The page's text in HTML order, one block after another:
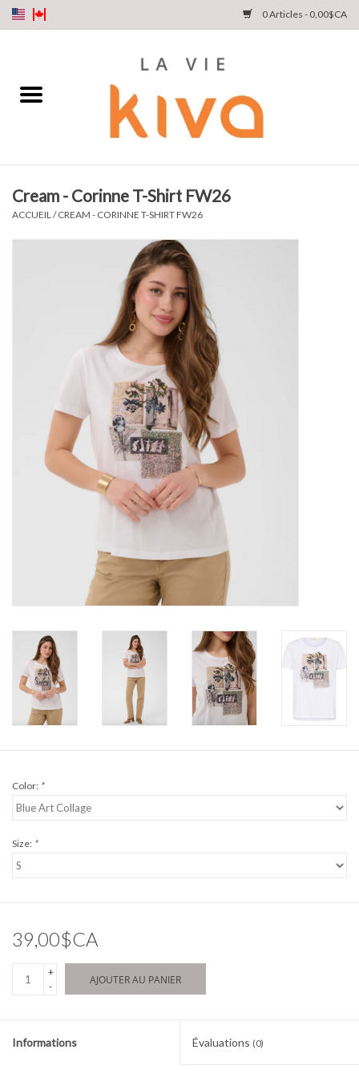
0 Articles - 0,00$CA
MAGASINEZ
Cream - Corinne T-Shirt FW26
ACCUEIL /CREAM - CORINNE T-SHIRT FW26
Color: *
Size: *
39,00$CA
+
-
AJOUTER AU PANIER
Informations Évaluations (0)